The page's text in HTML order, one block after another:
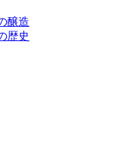
醸造
歴史